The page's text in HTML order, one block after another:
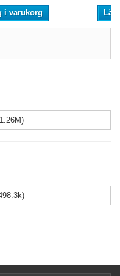
i varukorg